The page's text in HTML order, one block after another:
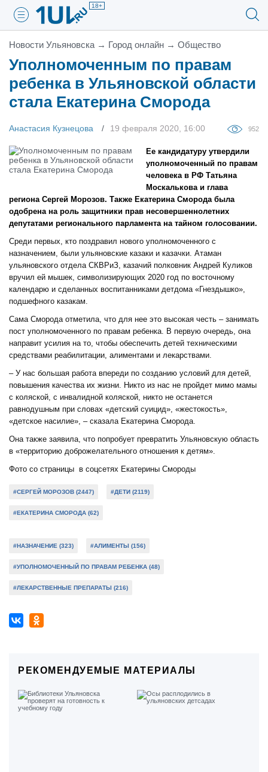
18+
Новости Ульяновска → Город онлайн → Общество
Уполномоченным по правам
ребенка в Ульяновской области
стала Екатерина Сморода
Анастасия Кузнецова 19 февраля 2020, 16:00 952
Ее кандидатуру утвердили
уполномоченный по правам
человека в РФ Татьяна
Москалькова и глава
региона Сергей Морозов. Также Екатерина Сморода была
одобрена на роль защитники прав несовершеннолетних
депутатами регионального парламента на тайном голосовании.
Среди первых, кто поздравил нового уполномоченного с
назначением, были ульяновские казаки и казачки. Атаман
ульяновского отдела СКВРиЗ, казачий полковник Андрей Куликов
вручил ей мышек, символизирующих 2020 год по восточному
календарю и сделанных воспитанниками детдома «Гнездышко»,
подшефного казакам.
Сама Сморода отметила, что для нее это высокая честь – занимать
пост уполномоченного по правам ребенка. В первую очередь, она
направит усилия на то, чтобы обеспечить детей техническими
средствами реабилитации, алиментами и лекарствами.
– У нас большая работа впереди по созданию условий для детей,
повышения качества их жизни. Никто из нас не пройдет мимо мамы
с коляской, с инвалидной коляской, никто не останется
равнодушным при словах «детский суицид», «жестокость»,
«детское насилие», – сказала Екатерина Сморода.
Она также заявила, что попробует превратить Ульяновскую область
в «территорию доброжелательного отношения к детям».
Фото со страницы в соцсетях Екатерины Смороды
#СЕРГЕЙ МОРОЗОВ (2447) #ДЕТИ (2119)
#ЕКАТЕРИНА СМОРОДА (62)
#НАЗНАЧЕНИЕ (323) #АЛИМЕНТЫ (156)
#УПОЛНОМОЧЕННЫЙ ПО ПРАВАМ РЕБЕНКА (48)
#ЛЕКАРСТВЕННЫЕ ПРЕПАРАТЫ (216)
РЕКОМЕНДУЕМЫЕ МАТЕРИАЛЫ